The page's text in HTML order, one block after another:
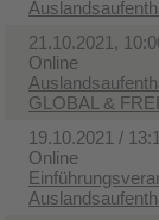
21.10.2021,
Online
GLOBAL &
19.10.2021 /
Online